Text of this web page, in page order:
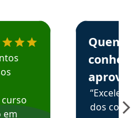
o Aprova Concursos em
em
Estudante
Quem
aprova
dos